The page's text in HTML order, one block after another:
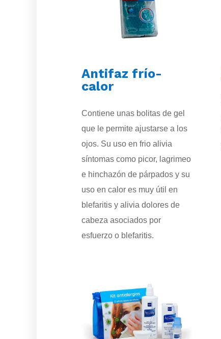
Antifaz frío-
calor
Contiene unas bolitas de gel
que le permite ajustarse a los
ojos. Su uso en frio alivia
síntomas como picor, lagrimeo
e hinchazón de párpados y su
uso en calor es muy útil en
blefaritis y alivia dolores de
cabeza asociados por
esfuerzo o blefaritis.